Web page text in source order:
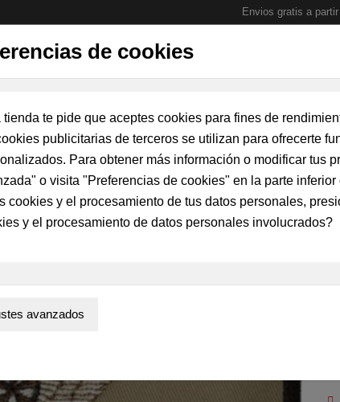
de cookies
tienda te pide que aceptes cookies para fines de
publicitarias de terceros se utilizan para ofrecerte
Para obtener más información o modificar tus
o visita "Preferencias de cookies" en la parte
cookies y el procesamiento de tus datos personales,
y el procesamiento de datos personales involucrados?
Envios gratis a
Patrulla Águila Aire25-40 Aniversario Medallas
/ Escudos Parches Personalizados Nombre Parche